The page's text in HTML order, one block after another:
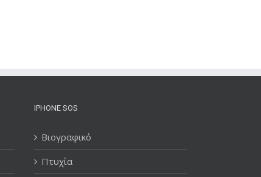
IPHONE SOS
Βιογραφικό
Πτυχία